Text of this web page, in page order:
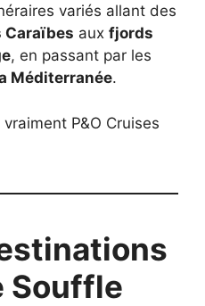
variés allant des
Caraïbes aux fjords
, en passant par les
Méditerranée.
P&O Cruises
Souffle